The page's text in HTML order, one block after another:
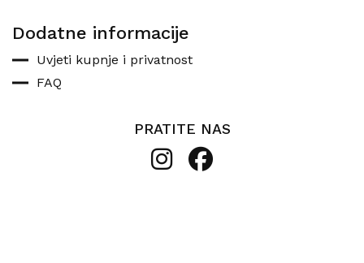
Dodatne informacije
Uvjeti kupnje i privatnost
FAQ
PRATITE NAS